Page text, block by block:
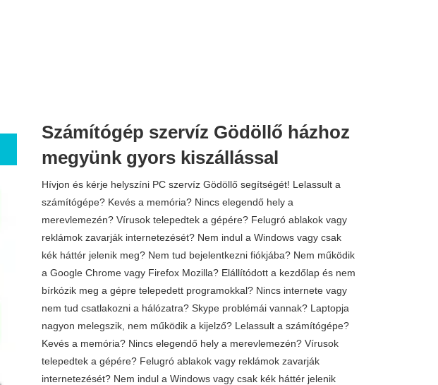
Számítógép szervíz Gödöllő házhoz
megyünk gyors kiszállással
Hívjon és kérje helyszíni PC szervíz Gödöllő segítségét! Lelassult a
számítógépe? Kevés a memória? Nincs elegendő hely a
merevlemezén? Vírusok telepedtek a gépére? Felugró ablakok vagy
reklámok zavarják internetezését? Nem indul a Windows vagy csak
kék háttér jelenik meg? Nem tud bejelentkezni fiókjába? Nem működik
a Google Chrome vagy Firefox Mozilla? Elállítódott a kezdőlap és nem
bírkózik meg a gépre telepedett programokkal? Nincs internete vagy
nem tud csatlakozni a hálózatra? Skype problémái vannak? Laptopja
nagyon melegszik, nem működik a kijelző? Lelassult a számítógépe?
Kevés a memória? Nincs elegendő hely a merevlemezén? Vírusok
telepedtek a gépére? Felugró ablakok vagy reklámok zavarják
internetezését? Nem indul a Windows vagy csak kék háttér jelenik